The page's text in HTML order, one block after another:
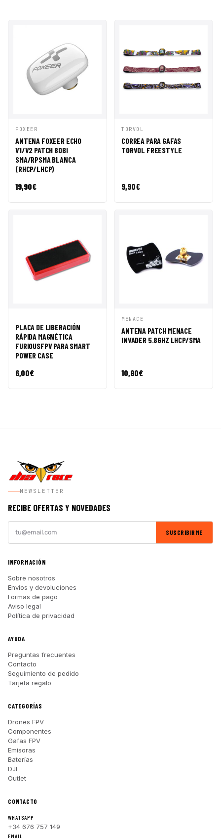
VISTA
RÁPIDA
CESTA
FOXEER
ANTENA FOXEER ECHO
V1/V2 PATCH 8DBI
SMA/RPSMA BLANCA
(RHCP/LHCP)
19,90€
VISTA
RÁPIDA
CESTA
TORVOL
CORREA PARA GAFAS
TORVOL FREESTYLE
9,90€
RÁPIDA
CESTA
PLACA DE LIBERACIÓN
RÁPIDA MAGNÉTICA
FURIOUSFPV PARA SMART
POWER CASE
6,00€
VISTA
RÁPIDA
CESTA
MENACE
ANTENA PATCH MENACE
INVADER 5.8GHZ LHCP/SMA
10,90€
NEWSLETTER
RECIBE OFERTAS Y NOVEDADES
SUSCRIBIRME
INFORMACIÓN
Sobre nosotros
Envíos y devoluciones
Formas de pago
Aviso legal
Política de privacidad
AYUDA
Preguntas frecuentes
Contacto
Seguimiento de pedido
Tarjeta regalo
CATEGORÍAS
Drones FPV
Componentes
Gafas FPV
Emisoras
Baterías
DJI
Outlet
CONTACTO
WHATSAPP
+34 676 757 149
EMAIL